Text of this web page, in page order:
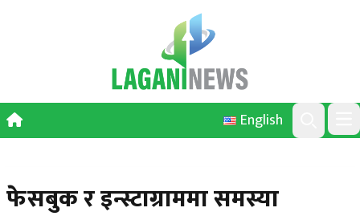
English
Search
फेसबुक र इन्स्टाग्राममा समस्या